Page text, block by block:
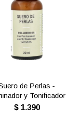
de Perlas -
y Tonificador
$ 1.390